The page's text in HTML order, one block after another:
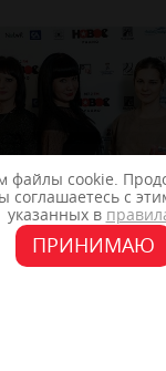
файлы cookie.
соглашаетесь с
указанных в
ПРИНИМАЮ